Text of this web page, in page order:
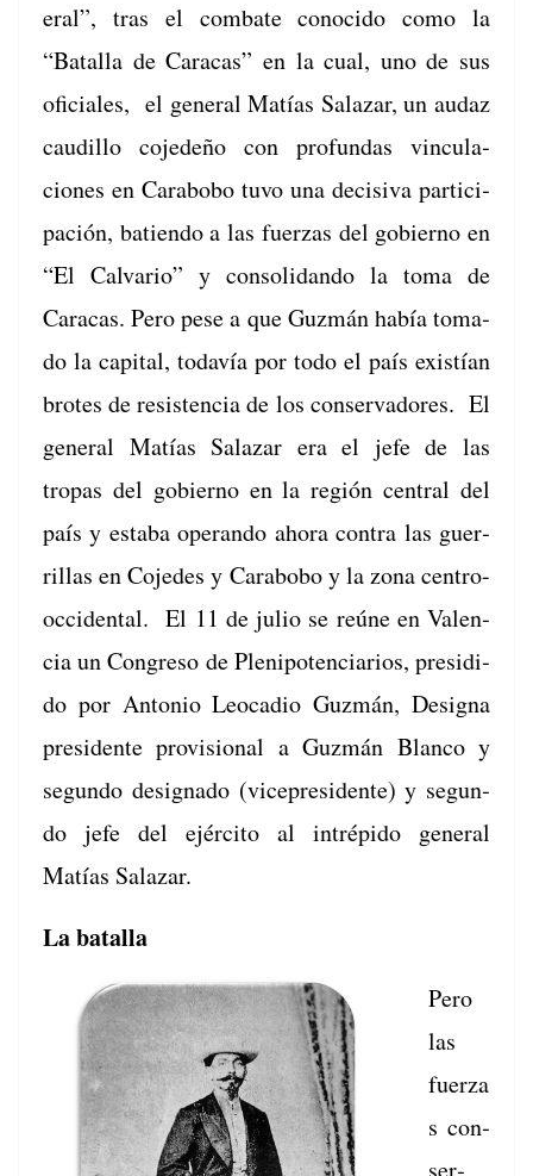
er­al”, tras el com­bate cono­ci­do como la
“Batal­la de Cara­cas” en la cual, uno de sus
ofi­ciales, el gen­er­al Matías Salazar, un audaz
caudil­lo cojedeño con pro­fun­das vin­cu­la­
ciones en Carabobo tuvo una deci­si­va par­tic­i­
pación, batien­do a las fuerzas del gob­ier­no en
“El Cal­vario” y con­sol­i­dan­do la toma de
Cara­cas. Pero pese a que Guzmán había toma­
do la cap­i­tal, todavía por todo el país existían
brotes de resisten­cia de los con­ser­vadores. El
gen­er­al Matías Salazar era el jefe de las
tropas del gob­ier­no en la región cen­tral del
país y esta­ba operan­do aho­ra con­tra las guer­
ril­las en Cojedes y Carabobo y la zona cen­tro-
occi­den­tal. El 11 de julio se reúne en Valen­
cia un Con­gre­so de Plenipo­ten­cia­r­ios, pre­si­di­
do por Anto­nio Leo­ca­dio Guzmán, Des­igna
pres­i­dente pro­vi­sion­al a Guzmán Blan­co y
segun­do des­ig­na­do (vicepres­i­dente) y segun­
do jefe del ejérci­to al intrépi­do gen­er­al
Matías Salazar.
La batalla
Pero
las
fuerza
s con­
ser­